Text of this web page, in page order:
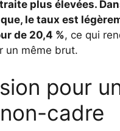
plus élevées.
le taux est
de 20,4 %, ce qui
un même brut.
pour
cadre